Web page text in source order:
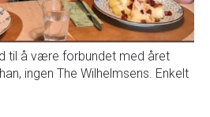
til å være forbundet med året
ingen The Wilhelmsens. Enkelt